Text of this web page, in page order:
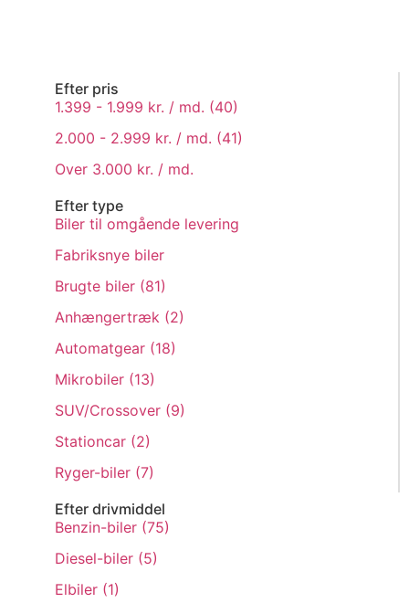
Efter pris
1.399 - 1.999 kr. / md. (40)
2.000 - 2.999 kr. / md. (41)
Over 3.000 kr. / md.
Efter type
Biler til omgående levering
Fabriksnye biler
Brugte biler (81)
Anhængertræk (2)
Automatgear (18)
Mikrobiler (13)
SUV/Crossover (9)
Stationcar (2)
Ryger-biler (7)
Efter drivmiddel
Benzin-biler (75)
Diesel-biler (5)
Elbiler (1)